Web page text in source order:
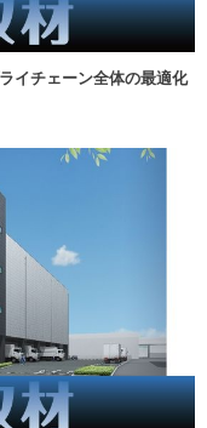
イチェーン全体の最適化